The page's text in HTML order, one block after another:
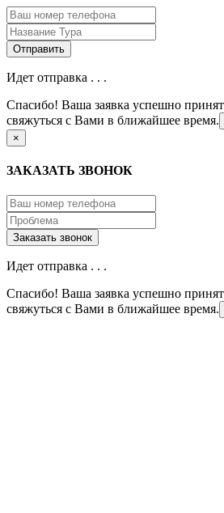
Идет отправка . . .
Спасибо! Ваша заявка успешно
свяжуться с Вами в ближайшее время.
×
ЗАКАЗАТЬ ЗВОНОК
Идет отправка . . .
Спасибо! Ваша заявка успешно
свяжуться с Вами в ближайшее время.